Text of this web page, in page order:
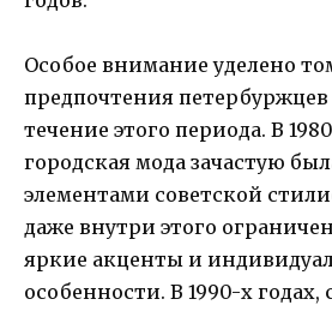
Особое внимание уделено
предпочтения петербуржцев
течение этого периода. В
городская мода зачастую
элементами советской
даже внутри этого
яркие акценты и
особенности. В 1990-х годах,